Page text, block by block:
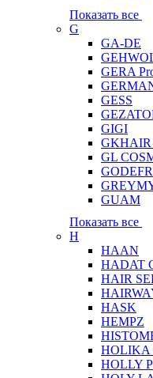
Показать все
G
GA-DE
GERA
GESS
GIGI
GL
GUAM
Показать все
H
HAAN
HADAT
HAIR
HASK
HEMPZ
HOLIKA
HOLLY